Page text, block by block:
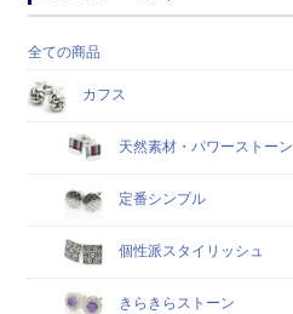
全ての商品
カフス
天然素材・パワーストーン
定番シンプル
個性派スタイリッシュ
きらきらストーン